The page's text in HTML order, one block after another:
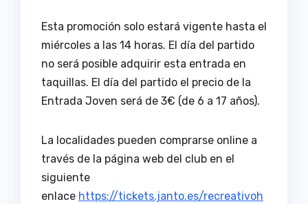
Esta promoción solo estará vigente hasta el
miércoles a las 14 horas. El día del partido
no será posible adquirir esta entrada en
taquillas. El día del partido el precio de la
Entrada Joven será de 3€ (de 6 a 17 años).
La localidades pueden comprarse online a
través de la página web del club en el
siguiente
enlace https://tickets.janto.es/recreativoh